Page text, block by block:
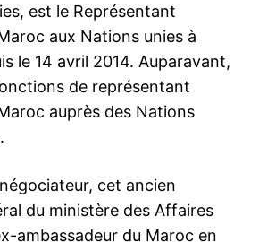
est le Représentant
aux Nations unies à
le 14 avril 2014. Auparavant,
de représentant
auprès des Nations
cet ancien
du ministère des Affaires
ambassadeur du Maroc en